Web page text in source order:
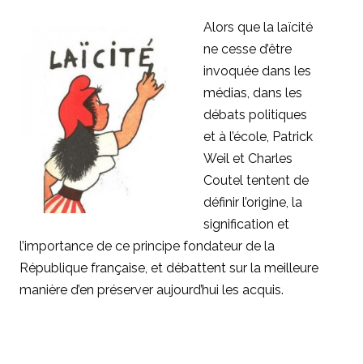
Alors que la laïcité
ne cesse d’être
invoquée dans les
médias, dans les
débats politiques
et à l’école, Patrick
Weil et Charles
Coutel tentent de
définir l’origine, la
signification et
l’importance de ce principe fondateur de la
République française, et débattent sur la meilleure
manière d’en préserver aujourd’hui les acquis.